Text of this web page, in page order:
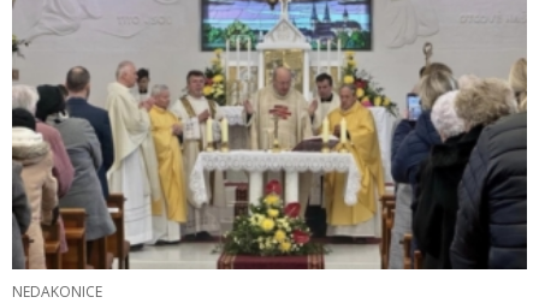
NEDAKONICE